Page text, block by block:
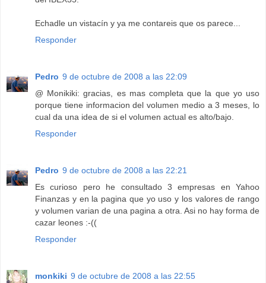
Echadle un vistacín y ya me contareis que os parece...
Responder
Pedro 9 de octubre de 2008 a las 22:09
@ Monikiki: gracias, es mas completa que la que yo uso
porque tiene informacion del volumen medio a 3 meses, lo
cual da una idea de si el volumen actual es alto/bajo.
Responder
Pedro 9 de octubre de 2008 a las 22:21
Es curioso pero he consultado 3 empresas en Yahoo
Finanzas y en la pagina que yo uso y los valores de rango
y volumen varian de una pagina a otra. Asi no hay forma de
cazar leones :-((
Responder
monkiki 9 de octubre de 2008 a las 22:55